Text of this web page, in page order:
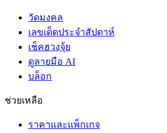
วัดมงคล
เลขเด็ดประจำสัปดาห์
เช็คฮวงจุ้ย
ดูลายมือ AI
บล็อก
ช่วยเหลือ
ราคาและแพ็กเกจ